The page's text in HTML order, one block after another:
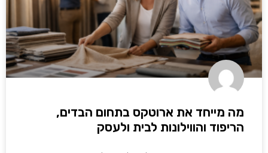
מה מייחד את ארוטקס בתחום הבדים,
הריפוד והווילונות לבית ולעסק